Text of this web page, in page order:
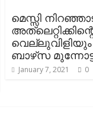
മെസ്സി
വെല്ലുവിളിയും
ബാഴ്‌സ
January 7, 2021 0